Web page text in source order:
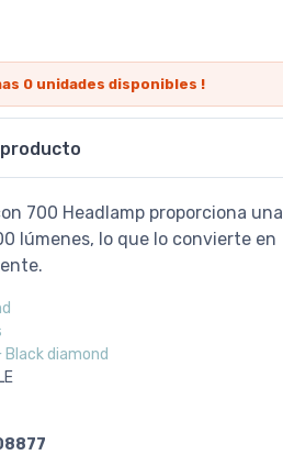
0 unidades disponibles !
700 Headlamp proporciona una
lúmenes, lo que lo convierte en
Black diamond